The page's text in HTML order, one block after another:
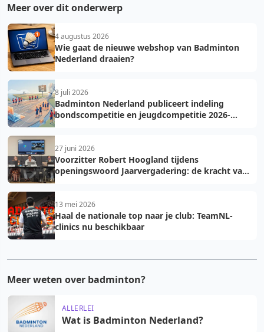
Meer over dit onderwerp
4 augustus 2026
Wie gaat de nieuwe webshop van Badminton
Nederland draaien?
8 juli 2026
Badminton Nederland publiceert indeling
bondscompetitie en jeugdcompetitie 2026-
27 juni 2026
Voorzitter Robert Hoogland tijdens
openingswoord Jaarvergadering: de kracht van
13 mei 2026
Haal de nationale top naar je club: TeamNL-
clinics nu beschikbaar
Meer weten over badminton?
ALLERLEI
Wat is Badminton Nederland?